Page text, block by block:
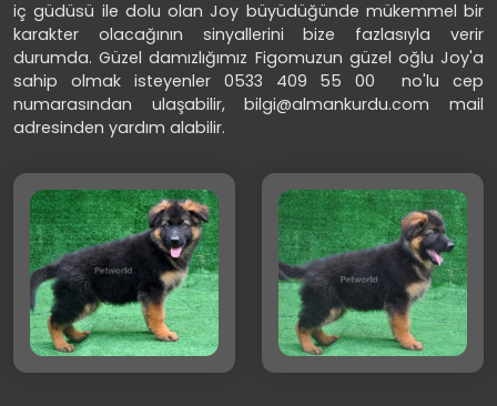
iç güdüsü ile dolu olan Joy büyüdüğünde mükemmel bir
karakter olacağının sinyallerini bize fazlasıyla verir
durumda. Güzel damızlığımız Figomuzun güzel oğlu Joy'a
sahip olmak isteyenler 0533 409 55 00 no'lu cep
numarasından ulaşabilir, bilgi@almankurdu.com mail
adresinden yardım alabilir.